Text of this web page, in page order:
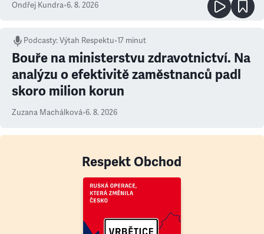
Ondřej Kundra•6. 8. 2026
Podcasty:Výtah Respektu•17 minut
Bouře na ministerstvu zdravotnictví. Na
analýzu o efektivitě zaměstnanců padl
skoro milion korun
Zuzana Machálková•6. 8. 2026
Respekt Obchod